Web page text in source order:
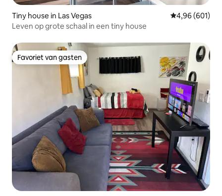
Tiny house in Las Vegas Gemiddelde
4,96 (601)
Leven op grote schaal in een tiny house
Favoriet van gasten
Favoriet van gasten